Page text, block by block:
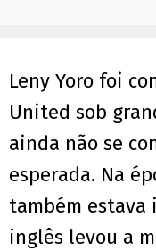
Leny Yoro foi
United sob
ainda não se
esperada. Na
também estava
inglês levou a